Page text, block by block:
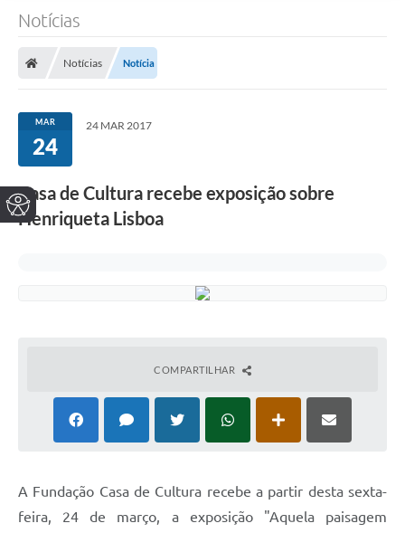
Notícias
Notícias Notícia
MAR
24
24 MAR 2017
Casa de Cultura recebe exposição sobre
Henriqueta Lisboa
COMPARTILHAR
A Fundação Casa de Cultura recebe a partir desta sexta-
feira, 24 de março, a exposição "Aquela paisagem